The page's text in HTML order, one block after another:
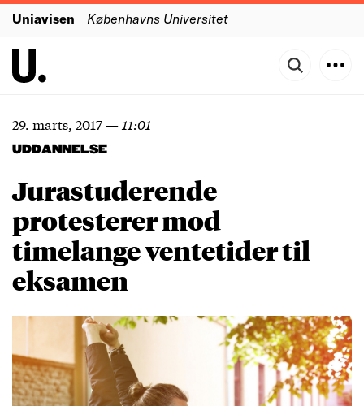
Uniavisen Københavns Universitet
29. marts, 2017— 11:01
UDDANNELSE
Jurastuderende
protesterer mod
timelange ventetider til
eksamen